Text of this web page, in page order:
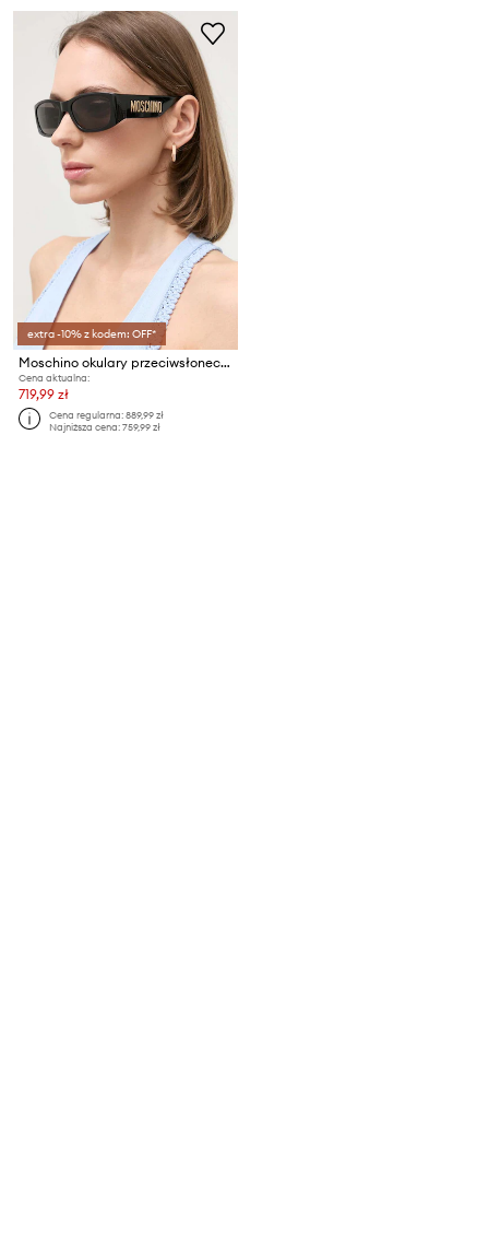
extra -10% z kodem: OFF*
Moschino okulary przeciwsłoneczne
Cena aktualna:
719,99 zł
Cena regularna:889,99 zł
Najniższa cena:759,99 zł